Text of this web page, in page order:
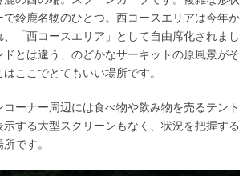
で鈴鹿名物のひとつ。西コースエリアは今年か
、「西コースエリア」として自由席化されまし
ドとは違う、のどかなサーキットの原風景がそ
ここでとてもいい場所です。
ーナー周辺には食べ物や飲み物を売るテント
示する大型スクリーンもなく、状況を把握する
です。